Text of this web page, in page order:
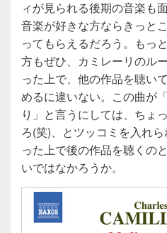
ィが見られる後期の音楽も
音楽が好きな方ならきっと
ってもらえるだろう。もっ
方もぜひ、カミレーリのル
った上で、他の作品を聴い
めるに違いない。この曲が
り」と言うにしては、ちょ
ろ(笑)、とツッコミを入れ
った上で後の作品を聴くの
いではなかろうか。